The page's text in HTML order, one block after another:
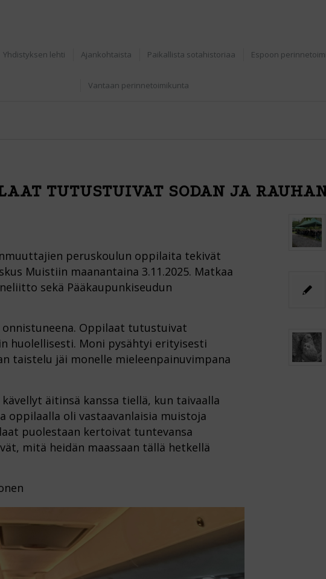
Yhdistyksen lehti Ajankohtaista Paikallista sotahistoriaa Espoon
Vantaan perinnetoimikunta
TUTUSTUIVAT SODAN JA
peruskoulun oppilaita tekivät
Muistiin maanantaina 3.11.2025. Matkaa
sekä Pääkaupunkiseudun
Oppilaat tutustuivat
huolellisesti. Moni pysähtyi erityisesti
taistelu jäi monelle mieleenpainuvimpana
äitinsä kanssa tiellä, kun taivaalla
oppilaalla oli vastaavanlaisia muistoja
puolestaan kertoivat tuntevansa
mitä heidän maassaan tällä hetkellä